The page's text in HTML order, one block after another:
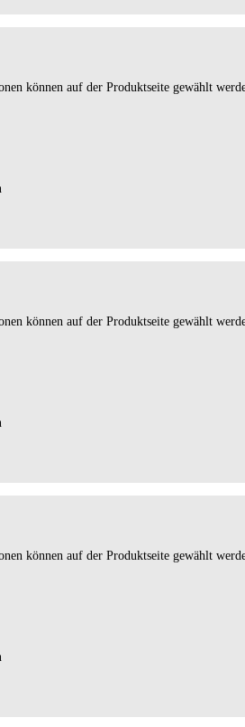
können auf der Produktseite gewählt
können auf der Produktseite gewählt
können auf der Produktseite gewählt